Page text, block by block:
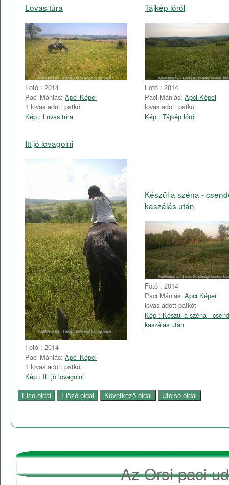
Lovas túra
Fotó : 2014
Paci Mániás: Apci Képei
1 lovas adott patkót
Kép : Lovas túra
Tájkép lóról
Fotó : 2014
Paci Mániás: Apci Képei
lovas adott patkót
Kép : Tájkép lóról
Itt jó lovagolni
Fotó : 2014
Paci Mániás: Apci Képei
1 lovas adott patkót
Kép : Itt jó lovagolni
Készül a széna -
kaszálás után
Fotó : 2014
Paci Mániás: Apci Képei
lovas adott patkót
Kép : Készül a széna -
kaszálás után
Az Orsi paci